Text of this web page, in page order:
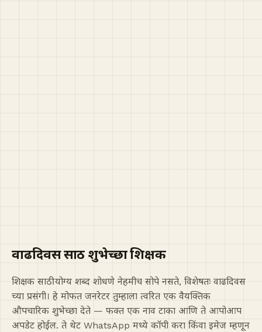
वाढदिवस साठी शुभेच्छा शिक्षक
शिक्षक साठी योग्य शब्द शोधणे नेहमीच सोपे नसते, विशेषतः वाढदिवस
च्या प्रसंगी। हे मोफत जनरेटर तुम्हाला त्वरित एक वैयक्तिक
औपचारिक शुभेच्छा देते — फक्त एक नाव टाका आणि ते आपोआप
अपडेट होईल. ते थेट WhatsApp मध्ये कॉपी करा किंवा इमेज म्हणून